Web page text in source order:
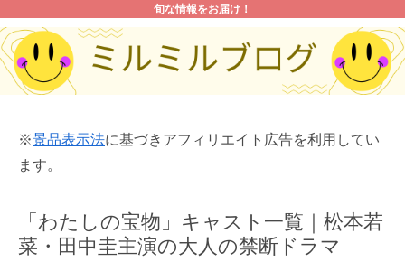
旬な情報をお届け！
※景品表示法に基づきアフィリエイト広告を利用してい
ます。
「わたしの宝物」キャスト一覧｜松本若
菜・田中圭主演の大人の禁断ドラマ